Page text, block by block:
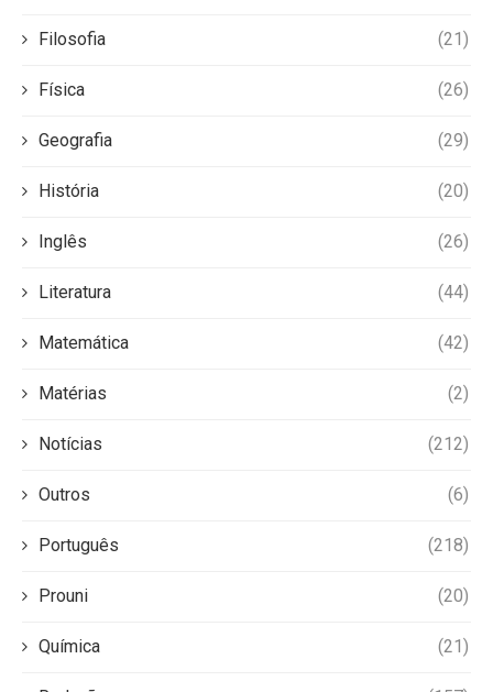
Filosofia (21)
Física (26)
Geografia (29)
História (20)
Inglês (26)
Literatura (44)
Matemática (42)
Matérias (2)
Notícias (212)
Outros (6)
Português (218)
Prouni (20)
Química (21)